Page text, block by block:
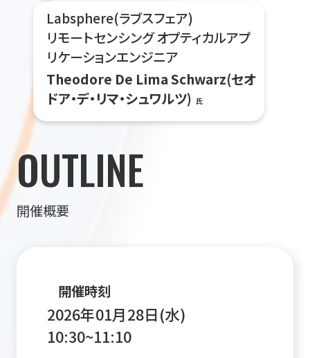
Labsphere(ラブスフェア)
リモートセンシング オプティカルアプ
リケーションエンジニア
Theodore De Lima Schwarz(セオ
ドア・デ・リマ・シュワルツ) 氏
OUTLINE
開催概要
開催時刻
2026年01月28日(水)
10:30~11:10